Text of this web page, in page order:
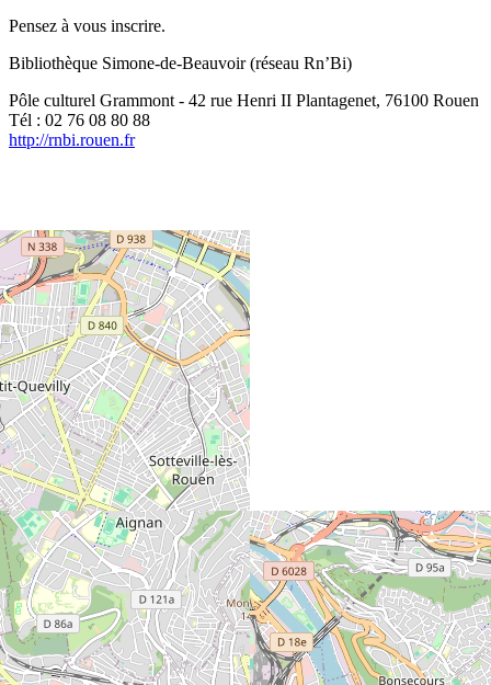
Pensez à vous inscrire.
Bibliothèque Simone-de-Beauvoir (réseau Rn’Bi)
Pôle culturel Grammont - 42 rue Henri II Plantagenet, 76100 Rouen
Tél : 02 76 08 80 88
http://rnbi.rouen.fr
Florence Cramoisan
Espace Presse| L'association| Mentions légales |